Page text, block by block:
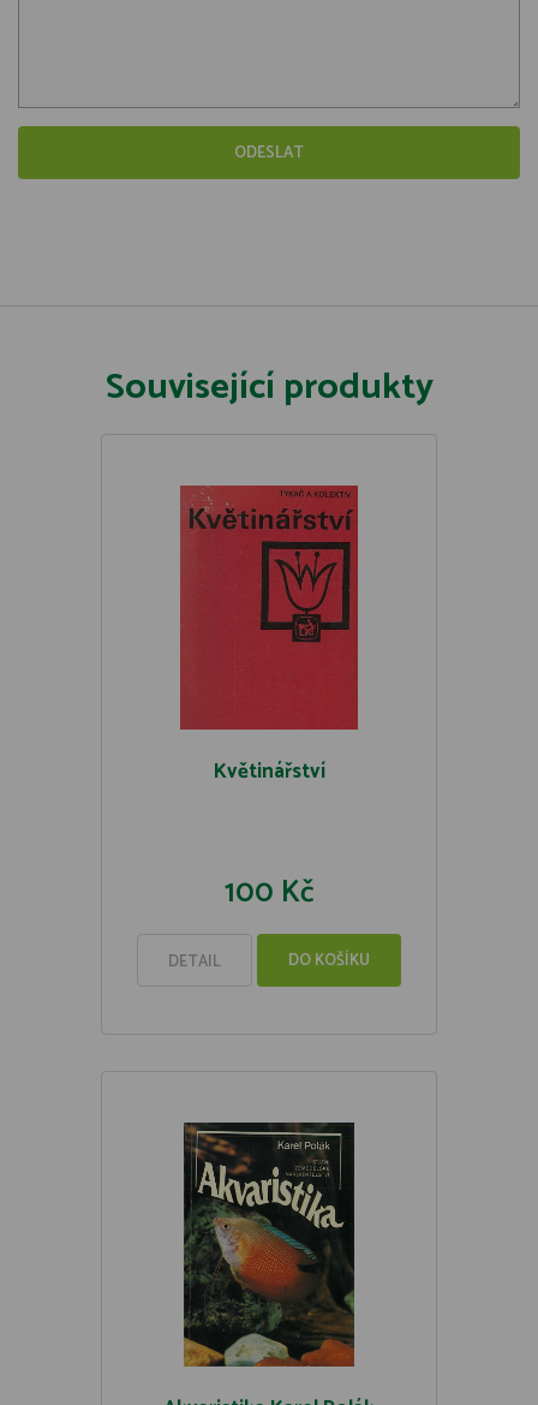
Související produkty
Květinářství
100 Kč
DETAIL DO KOŠÍKU